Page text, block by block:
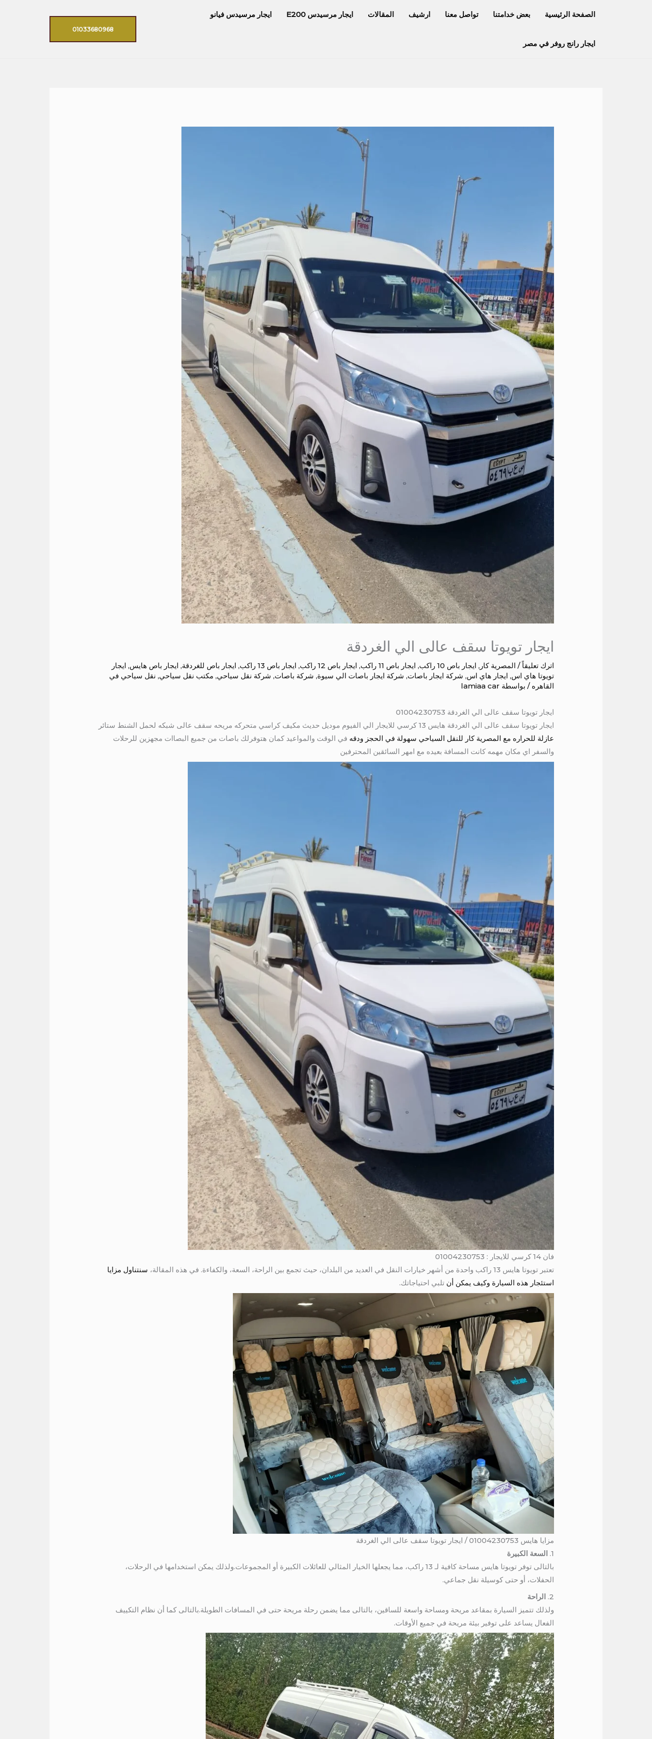
الصفحة الرئيسية بعض خدامتنا تواصل معنا ارشيف المقالات ايجار مرسيدس E200 ايجار مرسيدس فيانو
ايجار رانج روفر في مصر
01033680968
ايجار تويوتا سقف عالى الي الغردقة
اترك تعليقاً / المصرية كار , ايجار باص 10 راكب , ايجار باص 11 راكب , ايجار باص 12 راكب , ايجار باص 13 راكب , ايجار باص للغردقة, ايجار باص هايس, ايجار
تويوتا هاي اس, ايجار هاي اس, شركة ايجار باصات, شركة ايجار باصات الي سيوة, شركة باصات, شركة نقل سياحي, مكتب نقل سياحي, نقل سياحي في
القاهره / بواسطة lamiaa car
ايجار تويوتا سقف عالى الي الغردقة 01004230753
ايجار تويوتا سقف عالى الي الغردقة هايس 13 كرسي للايجار الي الفيوم موديل حديث مكيف كراسي متحركه مريحه سقف عالى شبكه لحمل الشنط ستائر
عازلة للحراره مع المصرية كار للنقل السياحي سهولة في الحجز ودقه في الوقت والمواعيد كمان هتوفرلك باصات من جميع البصاات مجهزين للرحلات
والسفر اي مكان مهمه كانت المسافة بعيده مع امهر السائقين المحترفين
فان 14 كرسي للايجار : 01004230753
تعتبر تويوتا هايس 13 راكب واحدة من أشهر خيارات النقل في العديد من البلدان، حيث تجمع بين الراحة، السعة، والكفاءة. في هذه المقالة،
سنتناول مزايا
استئجار هذه السيارة وكيف يمكن أنتلبي احتياجاتك.
مزايا هايس 01004230753 / ايجار تويوتا سقف عالى الي الغردقة
1.
السعة الكبيرة
بالتالى توفر تويوتا هايس مساحة كافية لـ 13 راكب، مما يجعلها الخيار المثالي للعائلات الكبيرة أو المجموعات.ولذلك يمكن استخدامها في الرحلات،
الحفلات، أو حتى كوسيلة نقل جماعي.
2. الراحة
ولذلك تتميز السيارة بمقاعد مريحة ومساحة واسعة للساقين، بالتالى مما يضمن رحلة مريحة حتى في المسافات الطويلة.بالتالى كما أن نظام التكييف
الفعال يساعد على توفير بيئة مريحة في جميع الأوقات.